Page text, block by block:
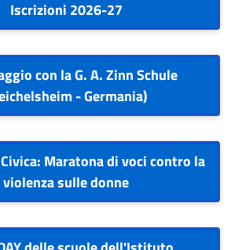
Iscrizioni 2026-27
con la G. A. Zinn Schule
- Germania)
Maratona di voci contro la
violenza sulle donne